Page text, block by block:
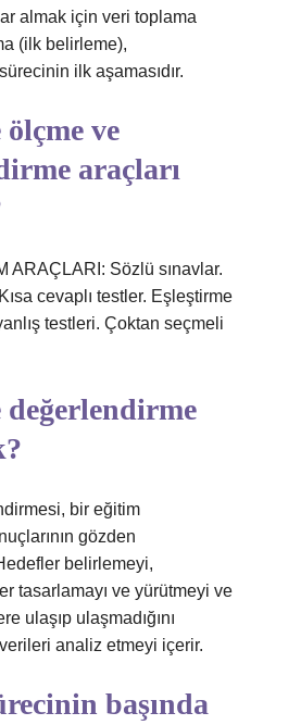
almak için veri toplama
(ilk belirleme),
ilk aşamasıdır.
ve
araçları
ARAÇLARI: Sözlü sınavlar.
cevaplı testler. Eşleştirme
testleri. Çoktan seçmeli
bir eğitim
gözden
belirlemeyi,
tasarlamayı ve yürütmeyi ve
ulaşıp ulaşmadığını
analiz etmeyi içerir.
başında